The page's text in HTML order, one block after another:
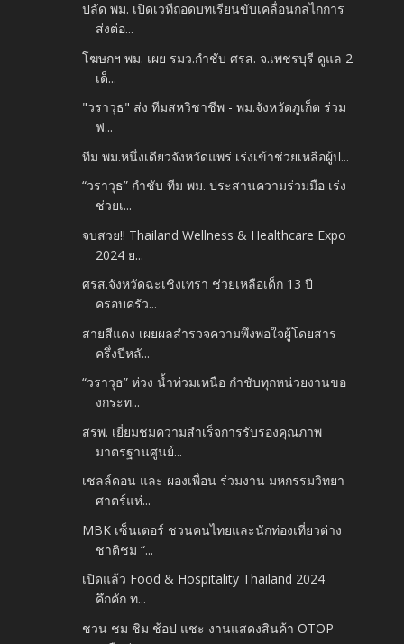
ปลัด พม. เปิดเวทีถอดบทเรียนขับเคลื่อนกลไกการ
ส่งต่อ...
โฆษกฯ พม. เผย รมว.กำชับ ศรส. จ.เพชรบุรี ดูแล 2
เด็...
"วราวุธ" ส่ง ทีมสหวิชาชีพ - พม.จังหวัดภูเก็ต ร่วม
ฟ...
ทีม พม.หนึ่งเดียวจังหวัดแพร่ เร่งเข้าช่วยเหลือผู้ป...
“วราวุธ” กำชับ ทีม พม. ประสานความร่วมมือ เร่ง
ช่วยเ...
จบสวย!! Thailand Wellness & Healthcare Expo
2024 ย...
ศรส.จังหวัดฉะเชิงเทรา ช่วยเหลือเด็ก 13 ปี
ครอบครัว...
สายสีแดง เผยผลสำรวจความพึงพอใจผู้โดยสาร
ครึ่งปีหลั...
“วราวุธ” ห่วง น้ำท่วมเหนือ กำชับทุกหน่วยงานขอ
งกระท...
สรพ. เยี่ยมชมความสำเร็จการรับรองคุณภาพ
มาตรฐานศูนย์...
เชลล์ดอน และ ผองเพื่อน ร่วมงาน มหกรรมวิทยา
ศาตร์แห่...
MBK เซ็นเตอร์ ชวนคนไทยและนักท่องเที่ยวต่าง
ชาติชม “...
เปิดแล้ว Food & Hospitality Thailand 2024
คึกคัก ท...
ชวน ชม ชิม ช้อป แชะ งานแสดงสินค้า OTOP